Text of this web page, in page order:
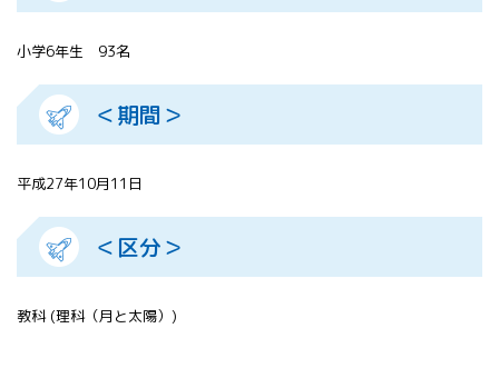
ISEB学生派
小学6年生 93名
＜期間＞
平成27年10月11日
＜区分＞
教科 (理科（月と太陽）)